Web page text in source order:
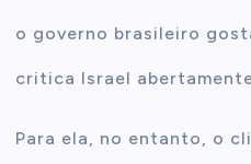
o governo brasileiro
critica Israel
Para ela, no entanto, o